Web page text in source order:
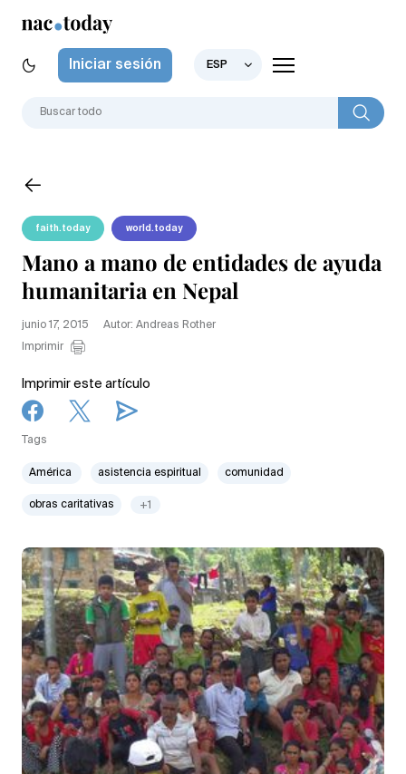
Iniciar sesión ESP
faith.today world.today
Mano a mano de entidades de ayuda
humanitaria en Nepal
junio 17, 2015
Autor: Andreas Rother
Imprimir
Imprimir este artículo
Tags
América asistencia espiritual comunidad
obras caritativas +1